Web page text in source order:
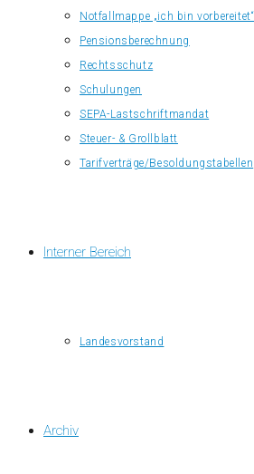
Notfallmappe „ich bin vorbereitet“
Pensionsberechnung
Rechtsschutz
Schulungen
SEPA-Lastschriftmandat
Steuer- & Grollblatt
Tarifverträge/Besoldungstabellen
Interner Bereich
Landesvorstand
Archiv